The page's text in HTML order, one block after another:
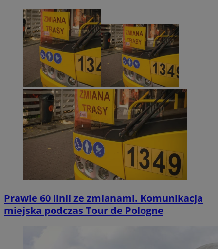
Prawie 60 linii ze zmianami. Komunikacja
miejska podczas Tour de Pologne